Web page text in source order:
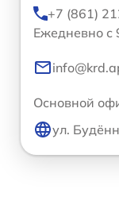
+7 (861)
Ежедневно с
Основной
ул.